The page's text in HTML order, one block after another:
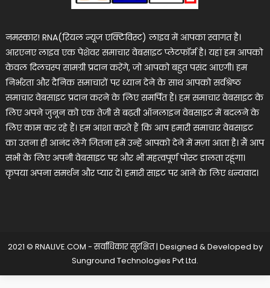
नमस्कार! RNA(रियल न्यूज एक्टिविस्ट) लाइव में आपका स्वागत है।
आरएनए लाइव एक पेशेवर समाचार वेबसाइट प्लेटफॉर्म है। यहां हम आपको
केवल दिलचस्प सामग्री प्रदान करेंगे, जो आपको बहुत पसंद आएगी। हम
निर्भरता और दैनिक समाचारों पर ध्यान देने के साथ आपको सर्वश्रेष्ठ
समाचार वेबसाइट प्रदान करने के लिए समर्पित हैं। हम समाचार वेबसाइट के
लिए अपने जुनून को एक तेजी से बढ़ती ऑनलाइन वेबसाइट में बदलने के
लिए काम कर रहे हैं। हम आशा करते हैं कि आप हमारी समाचार वेबसाइट
का उतना ही आनंद लेंगे जितना हमें उन्हें आपको देने में मज़ा आता है। मैं आप
सभी के लिए अपनी वेबसाइट पर और भी महत्वपूर्ण पोस्ट डालता रहूंगा।
कृपया अपना समर्थन और प्यार दें। हमारी साइट पर आने के लिए धन्यवाद।
2021 © RNALIVE.COM - सर्वाधिकार सुरक्षित| Designed & Developed by
Sunground Technologies Pvt Ltd.